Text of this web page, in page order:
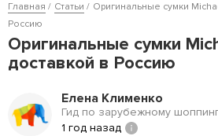
Главная Статьи
Оригинальные сумки
Россию
Оригинальные сумки
доставкой в Россию
Елена Клименко
Гид по зарубежному
1 год назад